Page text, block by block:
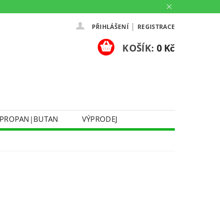
PŘIHLÁŠENÍ | REGISTRACE
KOŠÍK: 0 Kč
PROPAN|BUTAN
VÝPRODEJ